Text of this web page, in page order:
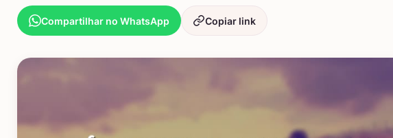
Compartilhar no WhatsApp Copiar link